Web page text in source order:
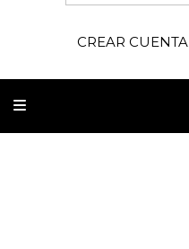
CREAR CUENTA